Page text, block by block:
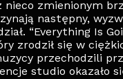
nieco zmienionym
następny,
“Everything Is
zrodził się w
przechodzili
studio okazało